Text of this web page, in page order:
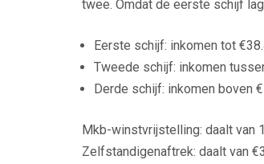
twee. Omdat de eerste schijf
Eerste schijf: inkomen tot
Tweede schijf: inkomen
Derde schijf: inkomen boven
Mkb-winstvrijstelling: daalt van
Zelfstandigenaftrek: daalt van